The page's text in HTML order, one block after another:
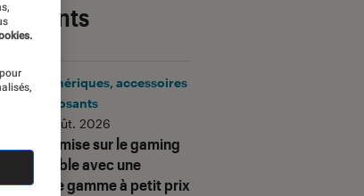
récents
Corsair mise sur le gaming
accessible avec une
nouvelle gamme à petit prix
Périphériques, accessoires
et composants
06 août. 2026